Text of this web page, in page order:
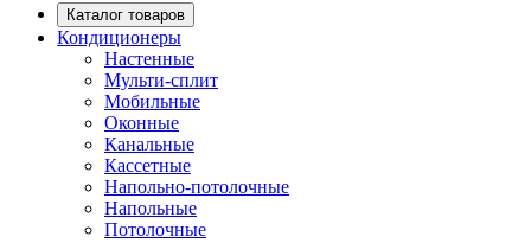
Каталог товаров
Кондиционеры
Настенные
Мульти-сплит
Мобильные
Оконные
Канальные
Кассетные
Напольно-потолочные
Напольные
Потолочные